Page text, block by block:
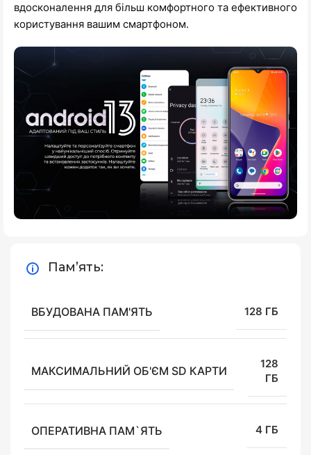
вдосконалення для більш комфортного та ефективного
користування вашим смартфоном.
Пам’ять:
ВБУДОВАНА ПАМ'ЯТЬ 128 ГБ
МАКСИМАЛЬНИЙ ОБ'ЄМ SD КАРТИ
128
ГБ
ОПЕРАТИВНА ПАМ`ЯТЬ 4 ГБ